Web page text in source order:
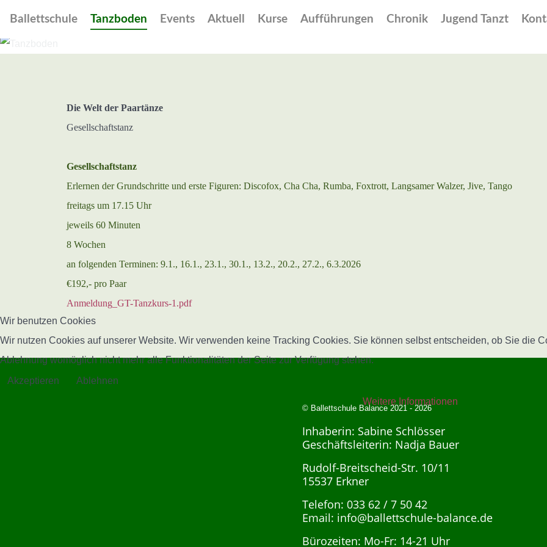
Ballettschule Tanzboden Events Aktuell Kurse Aufführungen Chronik Jugend Tanzt
Die Welt der Paartänze
Gesellschaftstanz
Gesellschaftstanz
Erlernen der Grundschritte und erste Figuren: Discofox, Cha Cha, Rumba, Foxtrott, Langsamer Walzer, Jive, Tango
freitags um 17.15 Uhr
jeweils 60 Minuten
8 Wochen
an folgenden Terminen: 9.1., 16.1., 23.1., 30.1., 13.2., 20.2., 27.2., 6.3.2026
€192,- pro Paar
Anmeldung_GT-Tanzkurs-1.pdf
© Ballettschule Balance 2021 - 2026
Inhaberin: Sabine Schlösser
Geschäftsleiterin: Nadja Bauer
Rudolf-Breitscheid-Str. 10/11
15537 Erkner
Telefon: 033 62 / 7 50 42
Email: info@ballettschule-balance.de
Bürozeiten: Mo-Fr: 14-21 Uhr
Wir benutzen Cookies
Wir nutzen Cookies auf unserer Website. Wir verwenden keine Tracking Cookies. Sie können selbst entscheiden, ob Sie die
Ablehnung womöglich nicht mehr alle Funktionalitäten der Seite zur Verfügung stehen.
Akzeptieren
Ablehnen
Weitere Informationen